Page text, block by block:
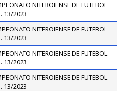
NITEROIENSE DE FUTEBOL
13/2023
NITEROIENSE DE FUTEBOL
13/2023
NITEROIENSE DE FUTEBOL
13/2023
NITEROIENSE DE FUTEBOL
13/2023